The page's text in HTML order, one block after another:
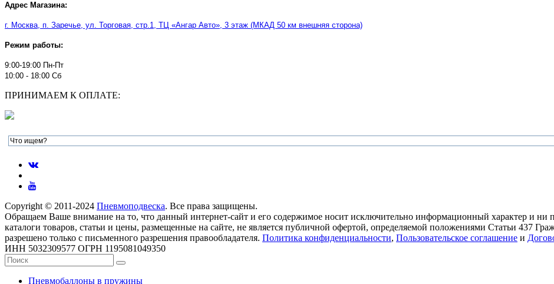
Адрес Магазина:
г. Москва, п. Заречье, ул. Торговая, стр.1, ТЦ «Ангар Авто», 3 этаж (МКАД 50 км внешняя сторона)
Режим работы:
9:00-19:00 Пн-Пт
10:00 - 18:00 Сб
ПРИНИМАЕМ К ОПЛАТЕ:
Copyright © 2011-2024 Пневмоподвеска. Все права защищены.
Обращаем Ваше внимание на то, что данный интернет-сайт и его содержимое носит исключительно информационный характер и
каталоги товаров, статьи и цены, размещенные на сайте, не является публичной офертой, определяемой положениями Статьи 437
разрешено только с письменного разрешения правообладателя. Политика конфиденциальности, Пользовательское соглашение и
ИНН 5032309577 ОГРН 1195081049350
Пневмобаллоны в пружины